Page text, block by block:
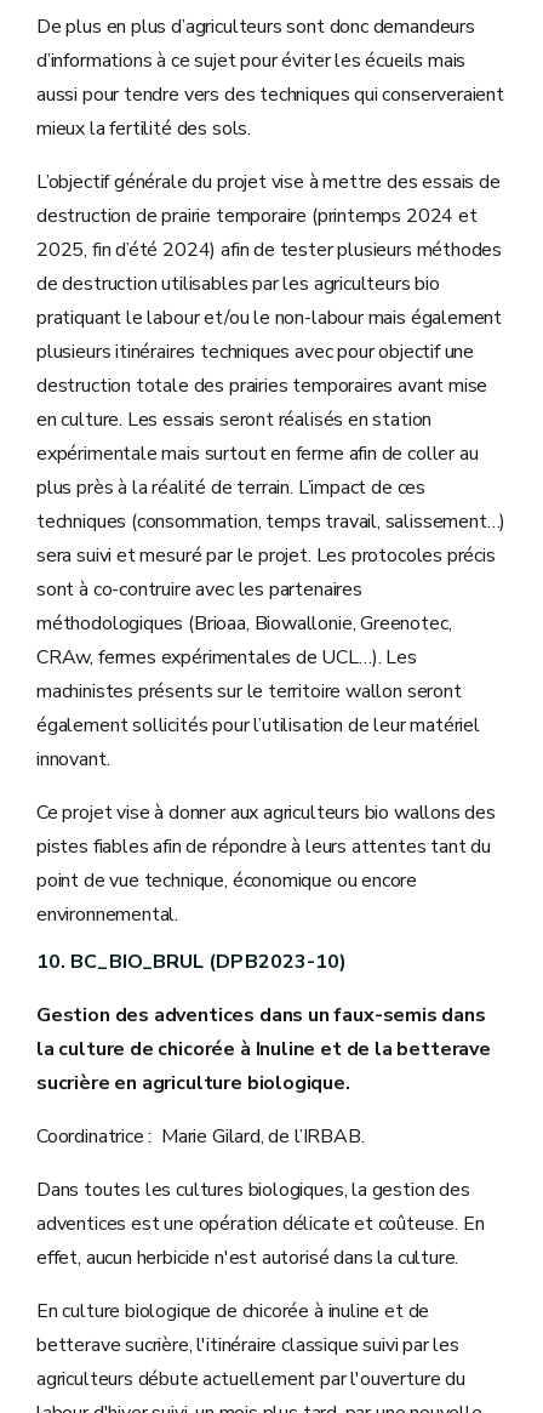
De plus en plus d’agriculteurs sont donc demandeurs
d’informations à ce sujet pour éviter les écueils mais
aussi pour tendre vers des techniques qui conserveraient
mieux la fertilité des sols.
L’objectif générale du projet vise à mettre des essais de
destruction de prairie temporaire (printemps 2024 et
2025, fin d’été 2024) afin de tester plusieurs méthodes
de destruction utilisables par les agriculteurs bio
pratiquant le labour et/ou le non-labour mais également
plusieurs itinéraires techniques avec pour objectif une
destruction totale des prairies temporaires avant mise
en culture. Les essais seront réalisés en station
expérimentale mais surtout en ferme afin de coller au
plus près à la réalité de terrain. L’impact de ces
techniques (consommation, temps travail, salissement…)
sera suivi et mesuré par le projet. Les protocoles précis
sont à co-contruire avec les partenaires
méthodologiques (Brioaa, Biowallonie, Greenotec,
CRAw, fermes expérimentales de UCL…). Les
machinistes présents sur le territoire wallon seront
également sollicités pour l’utilisation de leur matériel
innovant.
Ce projet vise à donner aux agriculteurs bio wallons des
pistes fiables afin de répondre à leurs attentes tant du
point de vue technique, économique ou encore
environnemental.
10. BC_BIO_BRUL (DPB2023-10)
Gestion des adventices dans un faux-semis dans
la culture de chicorée à Inuline et de la betterave
sucrière en agriculture biologique.
Coordinatrice : Marie Gilard, de l’IRBAB.
Dans toutes les cultures biologiques, la gestion des
adventices est une opération délicate et coûteuse. En
effet, aucun herbicide n'est autorisé dans la culture.
En culture biologique de chicorée à inuline et de
betterave sucrière, l'itinéraire classique suivi par les
agriculteurs débute actuellement par l'ouverture du